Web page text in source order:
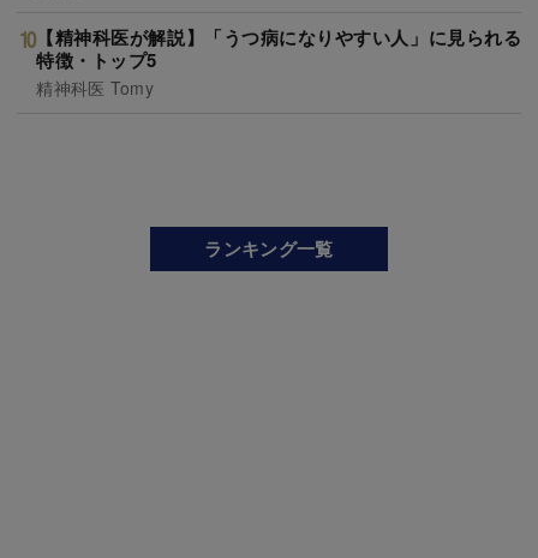
【精神科医が解説】「うつ病になりやすい人」に見られる
特徴・トップ5
精神科医 Tomy
ランキング一覧